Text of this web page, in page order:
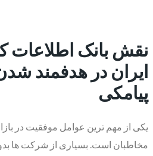
نقش بانک اطلاعات
ایران در هدفمند
پیامکی
یکی از مهم ترین عوامل موفقیت در
مخاطبان است. بسیاری از شرکت ها